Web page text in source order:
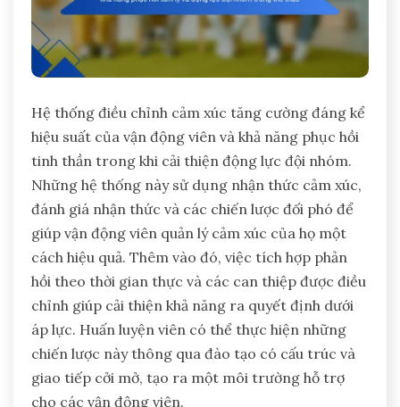
Hệ thống điều chỉnh cảm xúc tăng cường đáng kể
hiệu suất của vận động viên và khả năng phục hồi
tinh thần trong khi cải thiện động lực đội nhóm.
Những hệ thống này sử dụng nhận thức cảm xúc,
đánh giá nhận thức và các chiến lược đối phó để
giúp vận động viên quản lý cảm xúc của họ một
cách hiệu quả. Thêm vào đó, việc tích hợp phản
hồi theo thời gian thực và các can thiệp được điều
chỉnh giúp cải thiện khả năng ra quyết định dưới
áp lực. Huấn luyện viên có thể thực hiện những
chiến lược này thông qua đào tạo có cấu trúc và
giao tiếp cởi mở, tạo ra một môi trường hỗ trợ
cho các vận động viên.